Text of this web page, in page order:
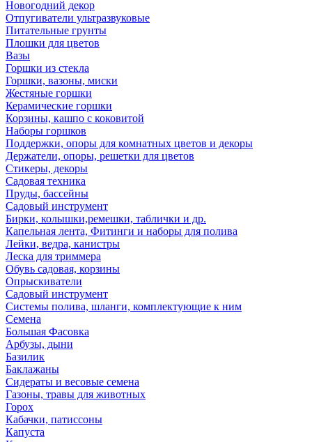
Новогодний декор
Отпугиватели ультразвуковые
Питательные грунты
Плошки для цветов
Вазы
Горшки из стекла
Горшки, вазоны, миски
Жестяные горшки
Керамические горшки
Корзины, кашпо с коковитой
Наборы горшков
Поддержки, опоры для комнатных цветов и декоры
Держатели, опоры, решетки для цветов
Стикеры, декоры
Садовая техника
Пруды, бассейны
Садовый инструмент
Бирки, колышки,ремешки, таблички и др.
Капельная лента, Фитинги и наборы для полива
Лейки, ведра, канистры
Леска для триммера
Обувь садовая, корзины
Опрыскиватели
Садовый инструмент
Системы полива, шланги, комплектующие к ним
Семена
Большая Фасовка
Арбузы, дыни
Базилик
Баклажаны
Сидераты и весовые семена
Газоны, травы для животных
Горох
Кабачки, патиссоны
Капуста